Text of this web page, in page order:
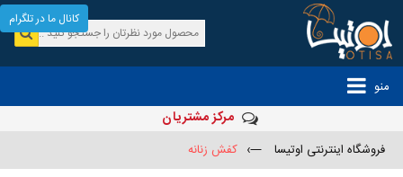
منو
مرکز مشتریان
فروشگاه اینترنتی اوتیسا —› کفش زنانه
کانال ما در تلگرام